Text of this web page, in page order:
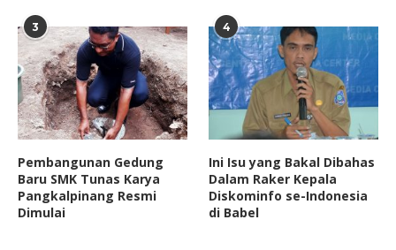
3
Pembangunan Gedung
Baru SMK Tunas Karya
Pangkalpinang Resmi
Dimulai
4
Ini Isu yang Bakal Dibahas
Dalam Raker Kepala
Diskominfo se-Indonesia
di Babel